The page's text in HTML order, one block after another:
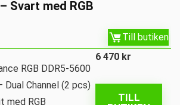
– Svart med RGB
Till butiken
6 470 kr
TILL